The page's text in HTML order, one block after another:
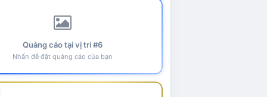
Quảng cáo tại vị trí #6
Nhấn để đặt quảng cáo của bạn